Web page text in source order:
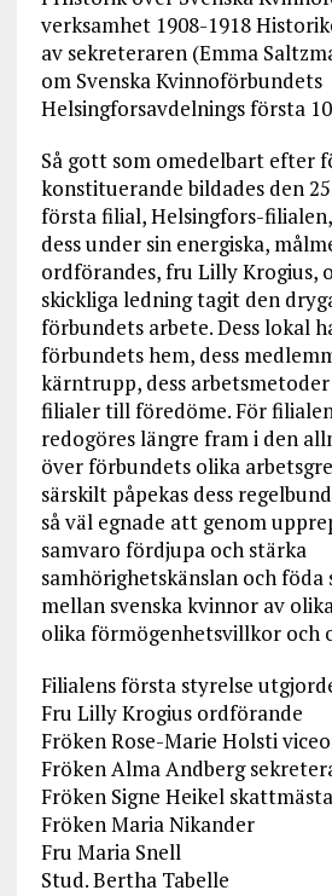
verksamhet 1908-1918
av sekreteraren (Emma
om Svenska Kvinnoförbundets
Helsingforsavdelnings första
Så gott som omedelbart efter
konstituerande bildades den
första filial, Helsingfors-
dess under sin energiska,
ordförandes, fru Lilly Krogius,
skickliga ledning tagit den
förbundets arbete. Dess lokal
förbundets hem, dess
kärntrupp, dess
filialer till föredöme. För
redogöres längre fram i den
över förbundets olika
särskilt påpekas dess
så väl egnade att genom
samvaro fördjupa och stärka
samhörighetskänslan och föda
mellan svenska kvinnor av
olika förmögenhetsvillkor och
Filialens första styrelse
Fru Lilly Krogius ordförande
Fröken Rose-Marie Holsti
Fröken Alma Andberg
Fröken Signe Heikel
Fröken Maria Nikander
Fru Maria Snell
Stud. Bertha Tabelle